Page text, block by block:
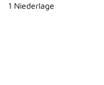
1 Niederlage